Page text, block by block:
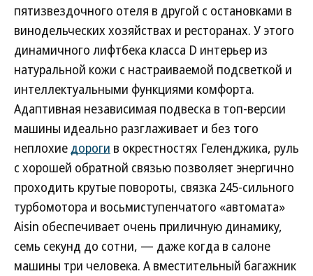
пятизвездочного отеля в другой с остановками в
винодельческих хозяйствах и ресторанах. У этого
динамичного лифтбека класса D интерьер из
натуральной кожи с настраиваемой подсветкой и
интеллектуальными функциями комфорта.
Адаптивная независимая подвеска в топ-версии
машины идеально разглаживает и без того
неплохие дороги в окрестностях Геленджика, руль
с хорошей обратной связью позволяет энергично
проходить крутые повороты, связка 245-сильного
турбомотора и восьмиступенчатого «автомата»
Aisin обеспечивает очень приличную динамику,
семь секунд до сотни, — даже когда в салоне
машины три человека. А вместительный багажник